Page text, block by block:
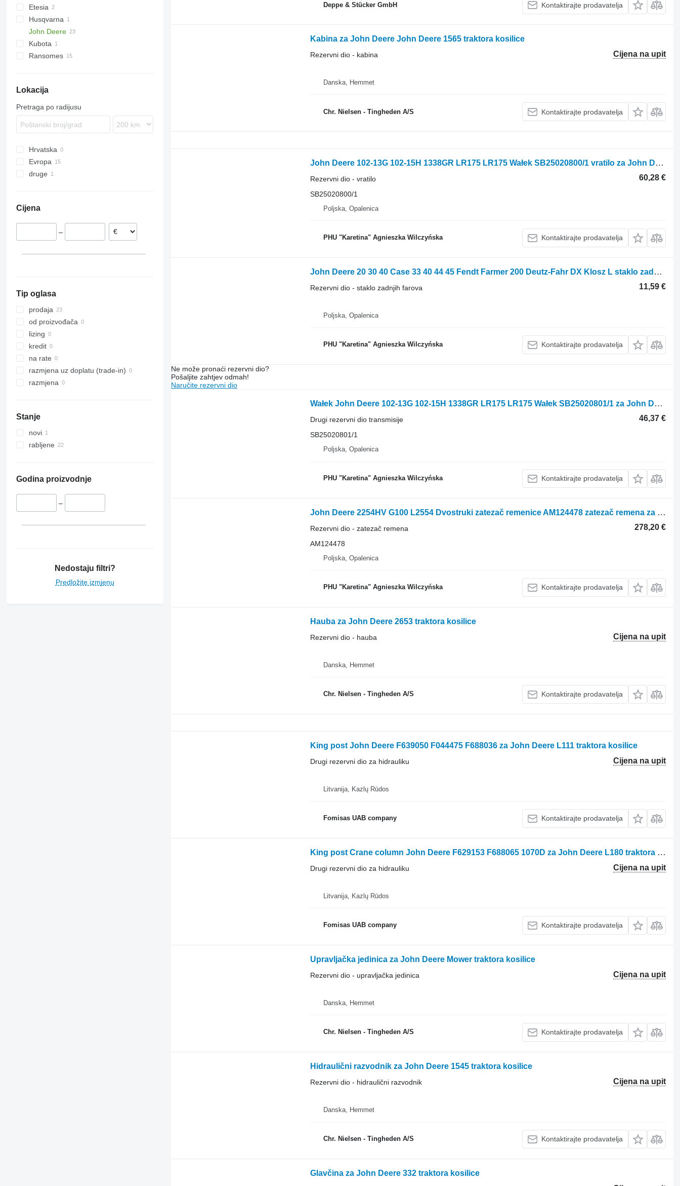
Etesia
HYDRO
Husqvarna
John Deere
2026 R
2254
Kubota
Ransomes
Lokacija
Pretraga po radijusu
Hrvatska
Evropa
Danska
druge
Cijena
–
Tip oglasa
prodaja
od proizvođača
lizing
kredit
na rate
razmjena uz doplatu (trade-in)
razmjena
Stanje
novi
rabljene
Godina proizvodnje
–
Nedostaju filtri?
Predložite izmjenu
Deppe & Stücker GmbH Kontaktirajte prodavatelja
Kabina za John Deere John Deere 1565 traktora kosilice
Cijena na upit
Rezervni dio - kabina
Danska, Hemmet
Chr. Nielsen - Tingheden A/S Kontaktirajte prodavatelja
John Deere 102-13G 102-15H 1338GR LR175 LR175 Wałek SB25020800/1 vratilo za John Deere 102-13G 102-15H 1338GR LR175 LR175 traktora kosilice
60,28 €
Rezervni dio - vratilo
SB25020800/1
Poljska, Opalenica
PHU "Karetina" Agnieszka Wilczyńska Kontaktirajte prodavatelja
John Deere 20 30 40 Case 33 40 44 45 Fendt Farmer 200 Deutz-Fahr DX Klosz L staklo zadnjih farova za John Deere 20 30 40 traktora kosilice
11,59 €
Rezervni dio - staklo zadnjih farova
Poljska, Opalenica
PHU "Karetina" Agnieszka Wilczyńska Kontaktirajte prodavatelja
Ne može pronaći rezervni dio?
Pošaljite zahtjev odmah!
Naručite rezervni dio
Wałek John Deere 102-13G 102-15H 1338GR LR175 LR175 Wałek SB25020801/1 za John Deere 102-13G 102-15H 1338GR LR175 LR175 traktora kosilice
46,37 €
Drugi rezervni dio transmisije
SB25020801/1
Poljska, Opalenica
PHU "Karetina" Agnieszka Wilczyńska Kontaktirajte prodavatelja
John Deere 2254HV G100 L2554 Dvostruki zatezač remenice AM124478 zatezač remena za John Deere 2254HV G100 traktora kosilice
278,20 €
Rezervni dio - zatezač remena
AM124478
Poljska, Opalenica
PHU "Karetina" Agnieszka Wilczyńska Kontaktirajte prodavatelja
Hauba za John Deere 2653 traktora kosilice
Cijena na upit
Rezervni dio - hauba
Danska, Hemmet
Chr. Nielsen - Tingheden A/S Kontaktirajte prodavatelja
King post John Deere F639050 F044475 F688036 za John Deere L111 traktora kosilice
Cijena na upit
Drugi rezervni dio za hidrauliku
Litvanija, Kazlų Rūdos
Fomisas UAB company Kontaktirajte prodavatelja
King post Crane column John Deere F629153 F688065 1070D za John Deere L180 traktora kosilice
Cijena na upit
Drugi rezervni dio za hidrauliku
Litvanija, Kazlų Rūdos
Fomisas UAB company Kontaktirajte prodavatelja
Upravljačka jedinica za John Deere Mower traktora kosilice
Cijena na upit
Rezervni dio - upravljačka jedinica
Danska, Hemmet
Chr. Nielsen - Tingheden A/S Kontaktirajte prodavatelja
Hidraulični razvodnik za John Deere 1545 traktora kosilice
Cijena na upit
Rezervni dio - hidraulični razvodnik
Danska, Hemmet
Chr. Nielsen - Tingheden A/S Kontaktirajte prodavatelja
Glavčina za John Deere 332 traktora kosilice